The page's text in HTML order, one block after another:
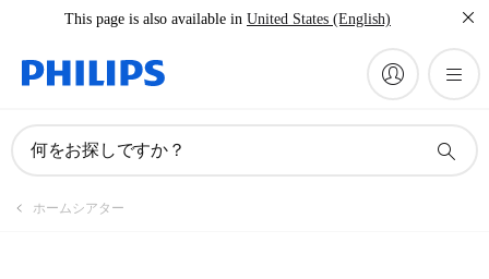
This page is also available in United States (English)
何をお探しですか？
ホームシアター